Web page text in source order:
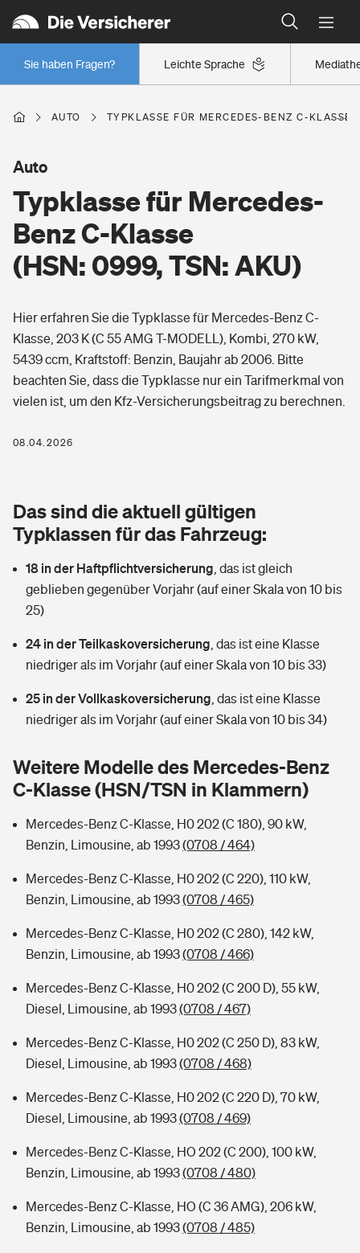
Leichte Sprache
Sie haben Fragen?
Wer versichert was: Jetzt Versicherer finden
Regionalklassen: So ist Ihre Region eingestuft
Wer versichert was: Jetzt Versicherer finden
Berufsunfähigkeitsversicherung
Arbeitsrechtsschutz
Berufshaftpflichtversicherung
Rentenrechner: Wie viel Geld bekomme ich im Alter?
Wer versichert was: Jetzt Versicherer finden
Sie haben Fragen?
Wohnen
Wohngebäudeversicherung
Hausratversicherung
Elementarversicherung
Photovoltaik
Wärmepumpen versichern
Vermieterrrechtsschutz
Mietkautionsversicherung
Restkreditversicherung
Zur Übersicht
Tools
Hochwasser-Check: Wie gefährdet ist Ihr Haus?
Wer versichert was: Jetzt Versicherer finden
Sie haben Fragen?
Pri­vate Haft­pflicht­
Rechts­schutz­ver­si­che­rung
Kinderunfall­ver­si­che­rung
Reiseversicherung
Handyversicherung
Private Cyberversicherung
Musikinstrumentenversicherung
Zur Übersicht
Tools
Kinderunfall-Check: Mehr Sicherheit für deine Kids
Typklassen: So ist Ihr Auto eingestuft
Sie haben Fragen?
Gesundheit
Private Krankenversicherung
Tierkrankenversicherung
Zur Übersicht
Sie haben Fragen?
Rentenrechner: Wie viel Geld bekomme ich im Alter?
AUTO TYPKLASSE FÜR MERCEDES-BENZ C-
Typklasse für Mercedes-
Benz C-Klasse
(HSN: 0999, TSN: AKU)
Auto
Hier erfahren Sie die Typklasse für Mercedes-Benz C-
Klasse, 203 K (C 55 AMG T-MODELL), Kombi, 270 kW,
5439 ccm, Kraftstoff: Benzin, Baujahr ab 2006. Bitte
beachten Sie, dass die Typklasse nur ein Tarifmerkmal von
vielen ist, um den Kfz-Versicherungsbeitrag zu berechnen.
08.04.2026
Das sind die aktuell gültigen
Typklassen für das Fahrzeug:
18 in der Haftpflichtversicherung das ist gleich
geblieben gegenüber Vorjahr (auf einer Skala von 10 bis
25)
24 in der Teilkaskoversicherung das ist eine Klasse
niedriger als im Vorjahr (auf einer Skala von 10 bis 33)
25 in der Vollkaskoversicherung das ist eine Klasse
niedriger als im Vorjahr (auf einer Skala von 10 bis 34)
Weitere Modelle des Mercedes-Benz
C-Klasse (HSN/TSN in Klammern)
Mercedes-Benz C-Klasse, H0 202 (C 180), 90 kW,
Benzin, Limousine, ab 1993(0708 / 464)
Mercedes-Benz C-Klasse, H0 202 (C 220), 110 kW,
Benzin, Limousine, ab 1993(0708 / 465)
Mercedes-Benz C-Klasse, H0 202 (C 280), 142 kW,
Benzin, Limousine, ab 1993(0708 / 466)
Mercedes-Benz C-Klasse, H0 202 (C 200 D), 55 kW,
Diesel, Limousine, ab 1993(0708 / 467)
Mercedes-Benz C-Klasse, H0 202 (C 250 D), 83 kW,
Diesel, Limousine, ab 1993(0708 / 468)
Mercedes-Benz C-Klasse, H0 202 (C 220 D), 70 kW,
Diesel, Limousine, ab 1993(0708 / 469)
Mercedes-Benz C-Klasse, HO 202 (C 200), 100 kW,
Benzin, Limousine, ab 1993(0708 / 480)
Mercedes-Benz C-Klasse, HO (C 36 AMG), 206 kW,
Benzin, Limousine, ab 1993(0708 / 485)